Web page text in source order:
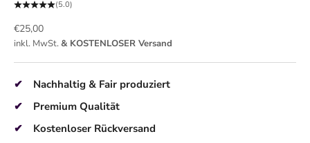
(5.0)
Angebot
€25,00
inkl. MwSt. & KOSTENLOSER Versand
Nachhaltig & Fair produziert
Premium Qualität
Kostenloser Rückversand